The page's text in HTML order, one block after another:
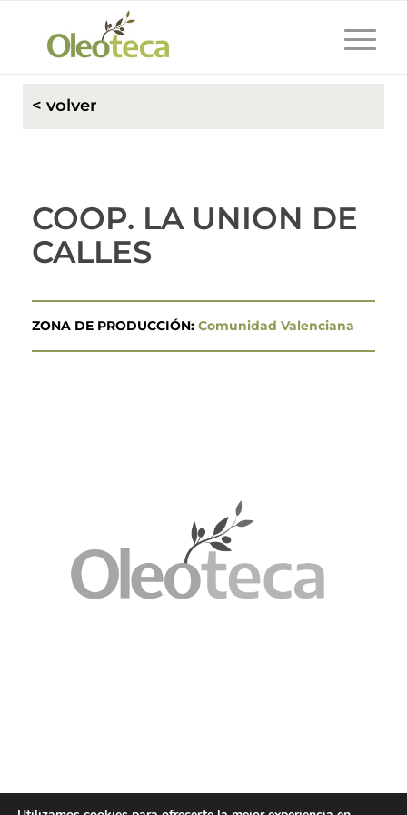
< volver
COOP. LA UNION DE
CALLES
ZONA DE PRODUCCIÓN: Comunidad Valenciana